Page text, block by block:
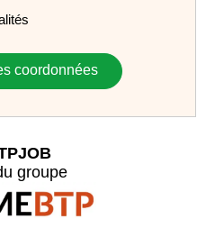
coordonnées
groupe